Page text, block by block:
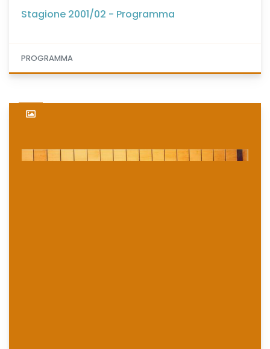
Stagione 2001/02 - Programma
PROGRAMMA